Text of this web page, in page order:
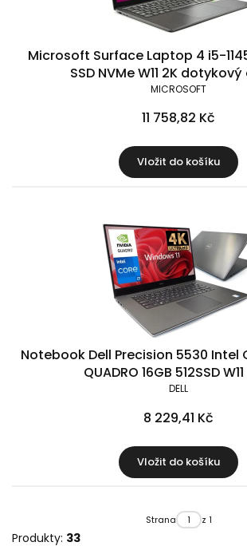
Microsoft Surface Laptop 4 i5-
SSD NVMe W11 2K
MICROSOFT
11 758,82 Kč
Vložit do košíku
Notebook Dell Precision 5530 Intel
QUADRO 16GB 512SSD
DELL
8 229,41 Kč
Vložit do košíku
Strana z 1
Produkty: 33